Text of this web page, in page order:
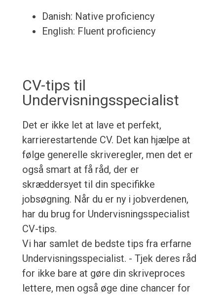
Danish: Native proficiency
English: Fluent proficiency
CV-tips til
Undervisningsspecialist
Det er ikke let at lave et perfekt,
karrierestartende CV. Det kan hjælpe at
følge generelle skriveregler, men det er
også smart at få råd, der er
skræddersyet til din specifikke
jobsøgning. Når du er ny i jobverdenen,
har du brug for Undervisningsspecialist
CV-tips.
Vi har samlet de bedste tips fra erfarne
Undervisningsspecialist. - Tjek deres råd
for ikke bare at gøre din skriveproces
lettere, men også øge dine chancer for